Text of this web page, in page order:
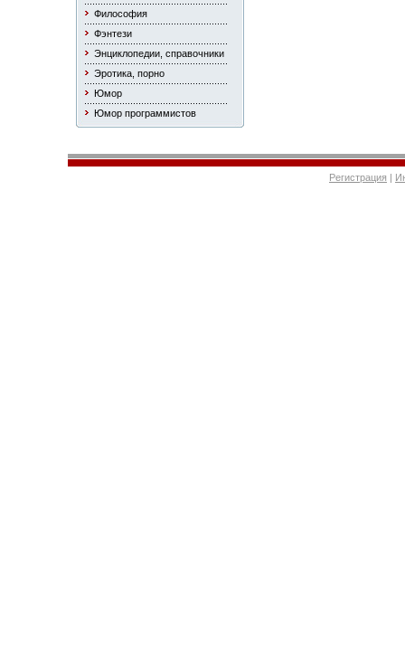
Философия
Фэнтези
Энциклопедии, справочники
Эротика, порно
Юмор
Юмор программистов
Регистрация |